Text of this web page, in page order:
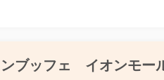
ブッフェ イオンモー